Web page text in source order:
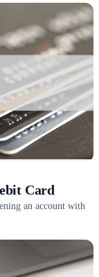
Card
an account with